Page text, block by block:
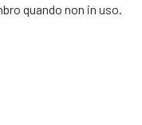
quando non in uso.